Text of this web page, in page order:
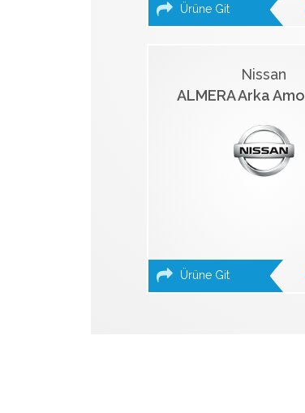
Ürüne Git
Nissan
ALMERA Arka
Ürüne Git